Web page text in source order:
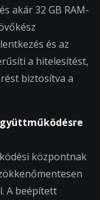
akár 32 GB RAM-
és az
a hitelesítést,
biztosítva a
központnak
A beépített